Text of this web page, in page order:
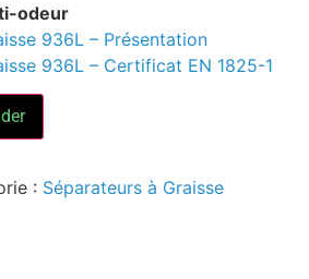
odeur
936L – Présentation
936L – Certificat EN 1825-1
: Séparateurs à Graisse